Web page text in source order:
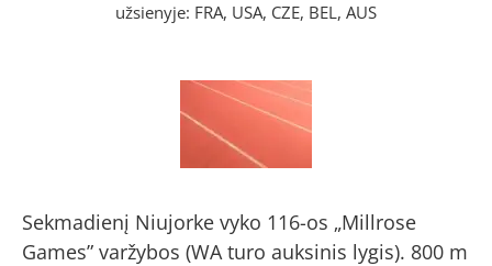
užsienyje: FRA, USA, CZE, BEL, AUS
Sekmadienį Niujorke vyko 116-os „Millrose
Games” varžybos (WA turo auksinis lygis). 800 m